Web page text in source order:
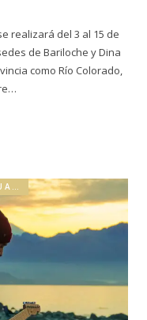
realizará del 3 al 15 de
de Bariloche y Dina
como Río Colorado,